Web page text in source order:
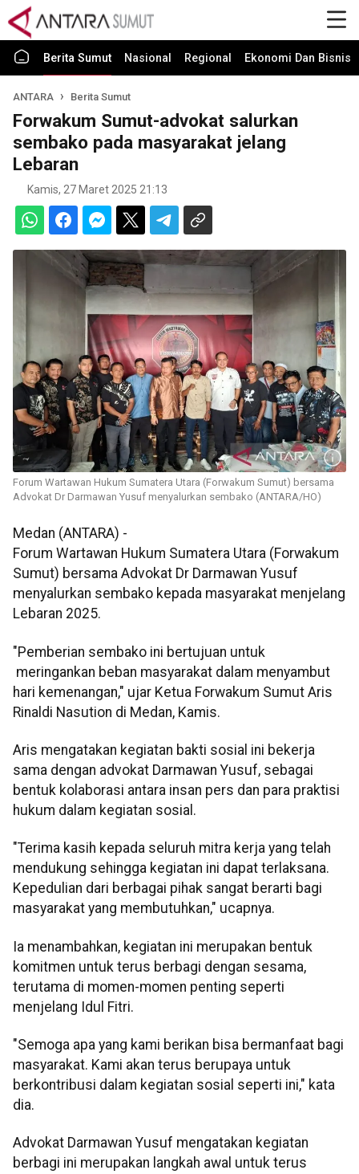
Berita Sumut Nasional Regional Ekonomi Dan Bisnis
ANTARA Berita Sumut
Forwakum Sumut-advokat salurkan
sembako pada masyarakat jelang
Lebaran
Kamis, 27 Maret 2025 21:13
Forum Wartawan Hukum Sumatera Utara (Forwakum Sumut) bersama
Advokat Dr Darmawan Yusuf menyalurkan sembako (ANTARA/HO)
Medan (ANTARA) -
Forum Wartawan Hukum Sumatera Utara (Forwakum
Sumut) bersama Advokat Dr Darmawan Yusuf
menyalurkan sembako kepada masyarakat menjelang
Lebaran 2025.
"Pemberian sembako ini bertujuan untuk
meringankan beban masyarakat dalam menyambut
hari kemenangan," ujar Ketua Forwakum Sumut Aris
Rinaldi Nasution di Medan, Kamis.
Aris mengatakan kegiatan bakti sosial ini bekerja
sama dengan advokat Darmawan Yusuf, sebagai
bentuk kolaborasi antara insan pers dan para praktisi
hukum dalam kegiatan sosial.
"Terima kasih kepada seluruh mitra kerja yang telah
mendukung sehingga kegiatan ini dapat terlaksana.
Kepedulian dari berbagai pihak sangat berarti bagi
masyarakat yang membutuhkan," ucapnya.
Ia menambahkan, kegiatan ini merupakan bentuk
komitmen untuk terus berbagi dengan sesama,
terutama di momen-momen penting seperti
menjelang Idul Fitri.
"Semoga apa yang kami berikan bisa bermanfaat bagi
masyarakat. Kami akan terus berupaya untuk
berkontribusi dalam kegiatan sosial seperti ini," kata
dia.
Advokat Darmawan Yusuf mengatakan kegiatan
berbagi ini merupakan langkah awal untuk terus